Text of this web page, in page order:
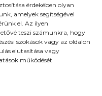
érdekében olyan
amelyek segítségével
el. Az ilyen
teszi számunkra, hogy
szokások vagy az oldalon
elutasítása vagy
működését